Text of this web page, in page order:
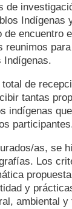
de
Indígenas
de encuentro
reunimos
Indígenas.
total de
tantas
indígenas
as, se
Los
y
ambiental y